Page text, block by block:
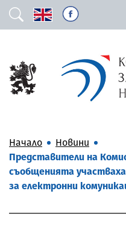
Начало
Новини
Представители на
съобщенията
за електронни